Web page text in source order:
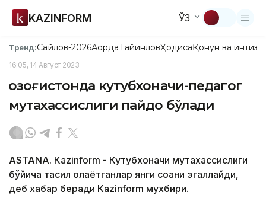
KAZINFORM ЎЗ
Тренд:Сайлов-2026АқордаТайинловҲодисаҚонун ва
16:05, 14 Август 2023
Қозоғистонда кутубхоначи-педагог
мутахассислиги пайдо бўлади
ASTANА. Кazinform - Кутубхоначи мутахассислиги
бўйича таҳсил олаётганлар янги соҳани эгаллайди,
деб хабар беради Каzinform мухбири.